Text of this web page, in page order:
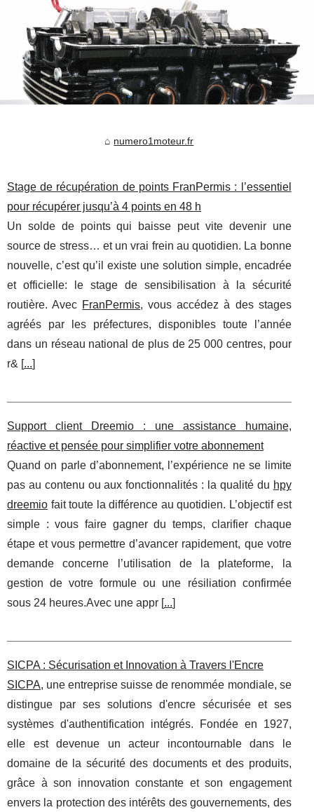
numero1moteur.fr
Stage de récupération de points FranPermis : l’essentiel
pour récupérer jusqu’à 4 points en 48 h
Un solde de points qui baisse peut vite devenir une
source de stress… et un vrai frein au quotidien. La bonne
nouvelle, c’est qu’il existe une solution simple, encadrée
et officielle: le stage de sensibilisation à la sécurité
routière. Avec FranPermis, vous accédez à des stages
agréés par les préfectures, disponibles toute l’année
dans un réseau national de plus de 25 000 centres, pour
r& [...]
Support client Dreemio : une assistance humaine,
réactive et pensée pour simplifier votre abonnement
Quand on parle d’abonnement, l’expérience ne se limite
pas au contenu ou aux fonctionnalités : la qualité du hpy
dreemio fait toute la différence au quotidien. L’objectif est
simple : vous faire gagner du temps, clarifier chaque
étape et vous permettre d’avancer rapidement, que votre
demande concerne l’utilisation de la plateforme, la
gestion de votre formule ou une résiliation confirmée
sous 24 heures.Avec une appr [...]
SICPA : Sécurisation et Innovation à Travers l'Encre
SICPA, une entreprise suisse de renommée mondiale, se
distingue par ses solutions d'encre sécurisée et ses
systèmes d'authentification intégrés. Fondée en 1927,
elle est devenue un acteur incontournable dans le
domaine de la sécurité des documents et des produits,
grâce à son innovation constante et son engagement
envers la protection des intérêts des gouvernements, des